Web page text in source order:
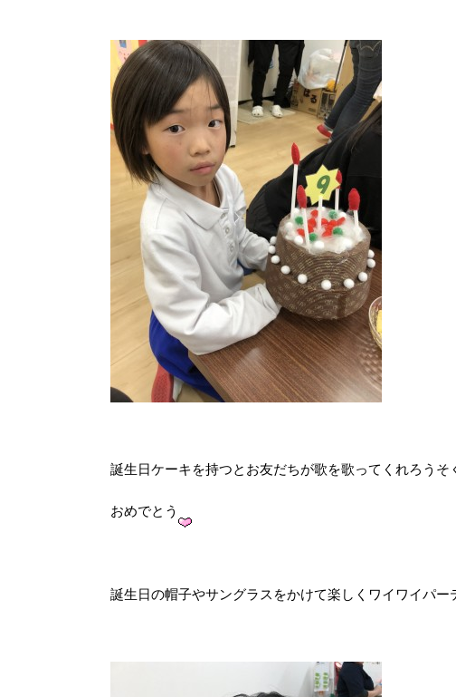
誕生日ケーキを持つとお友だちが歌を歌ってくれろうそ
おめでとう
誕生日の帽子やサングラスをかけて楽しくワイワイパー